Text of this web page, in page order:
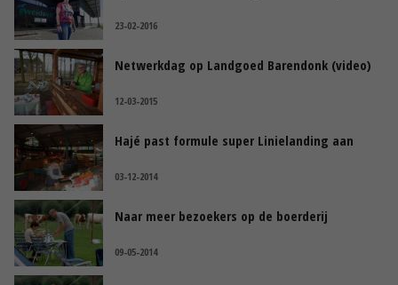
23-02-2016
Netwerkdag op Landgoed Barendonk (video)
12-03-2015
Hajé past formule super Linielanding aan
03-12-2014
Naar meer bezoekers op de boerderij
09-05-2014